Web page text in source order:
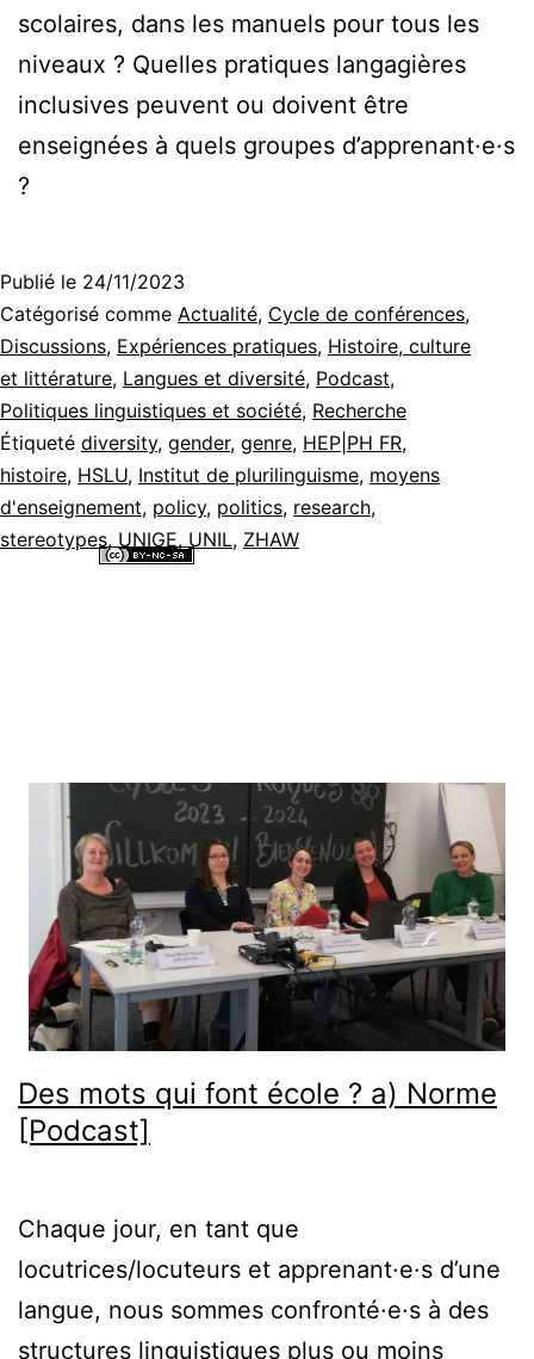
scolaires, dans les manuels pour tous les
niveaux ? Quelles pratiques langagières
inclusives peuvent ou doivent être
enseignées à quels groupes d’apprenant·e·s
?
Publié le 24/11/2023
Catégorisé comme Actualité, Cycle de conférences,
Discussions, Expériences pratiques, Histoire, culture
et littérature, Langues et diversité, Podcast,
Politiques linguistiques et société, Recherche
Étiqueté diversity, gender, genre, HEP|PH FR,
histoire, HSLU, Institut de plurilinguisme, moyens
d'enseignement, policy, politics, research,
stereotypes, UNIGE, UNIL, ZHAW
Des mots qui font école ? a) Norme
[Podcast]
Chaque jour, en tant que
locutrices/locuteurs et apprenant·e·s d’une
langue, nous sommes confronté·e·s à des
structures linguistiques plus ou moins